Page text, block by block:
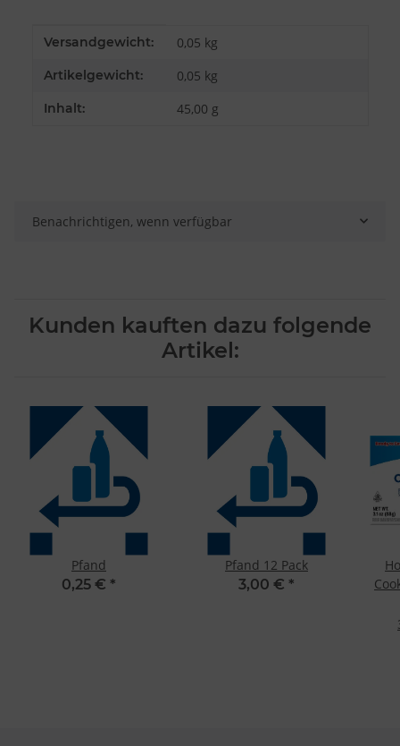
Produkteigenschaft
Wert
Versandgewicht: 0,05 kg
Artikelgewicht: 0,05 kg
Inhalt: 45,00 g
Benachrichtigen, wenn verfügbar
Kunden kauften dazu folgende
Artikel:
Pfand
0,25 € *
Pfand 12 Pack
3,00 € *
Besondere Features:
Verwendung genauer Standortdaten